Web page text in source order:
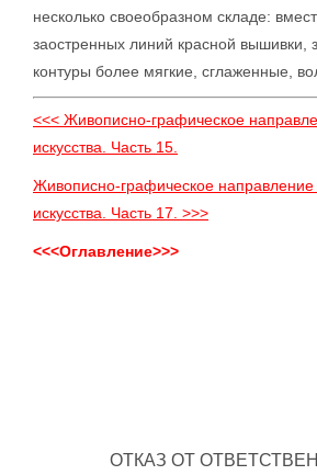
несколько своеобразном складе:
заостренных линий красной вышивки,
контуры более мягкие, сглаженные,
<<< Живописно-графическое
искусства. Часть 15.
Живописно-графическое направление
искусства. Часть 17. >>>
<<<Оглавление>>>
ОТКАЗ ОТ